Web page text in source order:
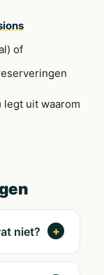
of
legt uit waarom
niet?